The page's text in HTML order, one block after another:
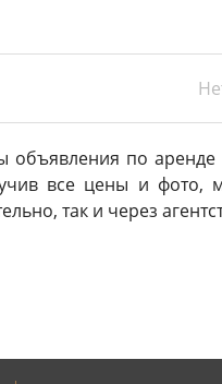
объявления по
все цены и фото,
так и через